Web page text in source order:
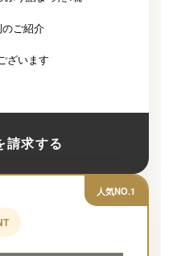
ご紹介
ざいます
請求する
人気NO.1